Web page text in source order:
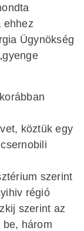
ehhez
Ügynökség
köztük egy
szerint
régió
szerint az
három